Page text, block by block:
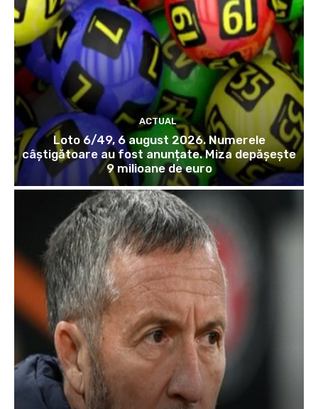
ACTUAL
Loto 6/49, 6 august 2026. Numerele
câștigătoare au fost anunțate. Miza depășește
9 milioane de euro